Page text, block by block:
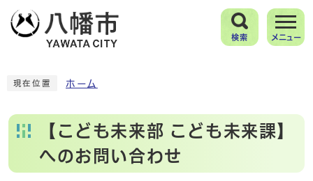
検索 メニュー
現在位置 ホーム
【こども未来部 こども未来課】
へのお問い合わせ